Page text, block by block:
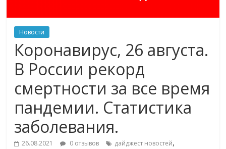
Новости
Коронавирус, 26 августа.
В России рекорд
смертности за все время
пандемии. Статистика
заболевания.
26.08.2021 0 отзывов дайджест новостей,